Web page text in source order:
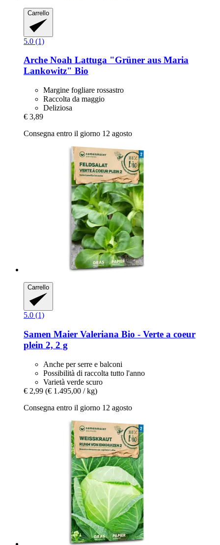
Carrello
5.0 (1)
Arche Noah Lattuga "Grüner aus Maria
Lankowitz" Bio
Margine fogliare rossastro
Raccolta da maggio
Deliziosa
€ 3,89
Consegna entro il giorno 12 agosto
Carrello
5.0 (1)
Samen Maier Valeriana Bio -​ Verte a coeur
plein 2, 2 g
Anche per serre e balconi
Possibilità di raccolta tutto l'anno
Varietà verde scuro
€ 2,99 (€ 1.495,00 / kg)
Consegna entro il giorno 12 agosto